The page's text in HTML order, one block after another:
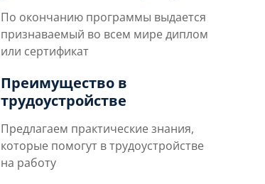
По окончанию программы выдается
признаваемый во всем мире диплом
или сертификат
Преимущество в
трудоустройстве
Предлагаем практические знания,
которые помогут в трудоустройстве
на работу